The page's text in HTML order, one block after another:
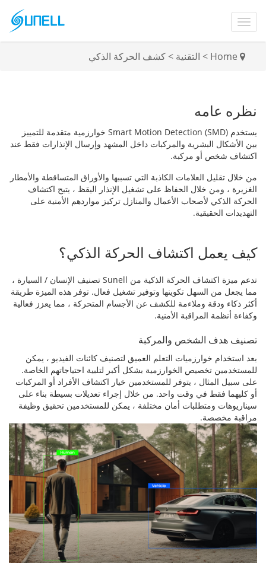
Home
> التقنية > كشف الحركة الذكي
نظره عامه
يستخدم Smart Motion Detection (SMD) خوارزمية متقدمة للتمييز
بين الأشكال البشرية والمركبات داخل المشهد وإرسال الإنذارات فقط عند
اكتشاف شخص أو مركبة.
من خلال تقليل العلامات الكاذبة التي تسببها والأوراق المتساقطة والأمطار
الغزيرة ، ومن خلال الحفاظ على تشغيل الإنذار اليقظ ، يتيح اكتشاف
الحركة الذكي لأصحاب الأعمال والمنازل تركيز مواردهم الأمنية على
التهديدات الحقيقية.
كيف يعمل اكتشاف الحركة الذكي؟
تدعم ميزة اكتشاف الحركة الذكية من Sunell تصنيف الإنسان / السيارة ،
مما يجعل من السهل تكوينها وتوفير تشغيل فعال. توفر هذه الميزة طريقة
أكثر ذكاء ودقة وملاءمة للكشف عن الأجسام المتحركة ، مما يعزز فعالية
وكفاءة أنظمة المراقبة الأمنية.
تصنيف هدف الشخص والمركبة
بعد استخدام خوارزميات التعلم العميق لتصنيف كائنات الفيديو ، يمكن
للمستخدمين تخصيص الخوارزمية بشكل أكبر لتلبية احتياجاتهم الخاصة.
على سبيل المثال ، يتوفر للمستخدمين خيار اكتشاف الأفراد أو المركبات
أو كليهما فقط في وقت واحد. من خلال إجراء تعديلات بسيطة بناء على
سيناريوهات ومتطلبات أمان مختلفة ، يمكن للمستخدمين تحقيق وظيفة
مراقبة مخصصة.